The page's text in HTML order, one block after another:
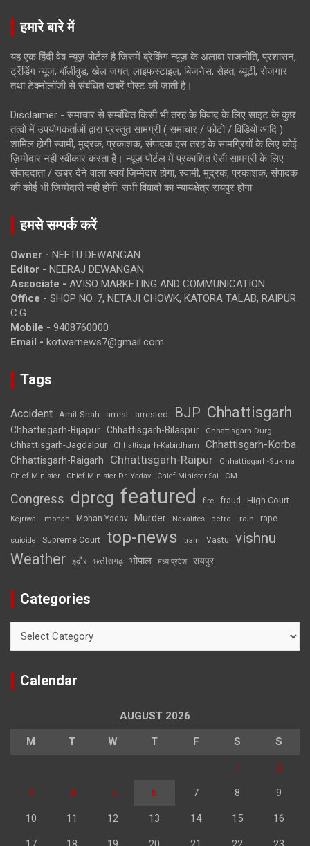
हमारे बारे में
यह एक हिंदी वेब न्यूज़ पोर्टल है जिसमें ब्रेकिंग न्यूज़ के अलावा राजनीति, प्रशासन,
ट्रेंडिंग न्यूज, बॉलीवुड, खेल जगत, लाइफस्टाइल, बिजनेस, सेहत, ब्यूटी, रोजगार
तथा टेक्नोलॉजी से संबंधित खबरें पोस्ट की जाती है।
Disclaimer - समाचार से सम्बंधित किसी भी तरह के विवाद के लिए साइट के कुछ
तत्वों में उपयोगकर्ताओं द्वारा प्रस्तुत सामग्री ( समाचार / फोटो / विडियो आदि )
शामिल होगी स्वामी, मुद्रक, प्रकाशक, संपादक इस तरह के सामग्रियों के लिए कोई
ज़िम्मेदार नहीं स्वीकार करता है। न्यूज़ पोर्टल में प्रकाशित ऐसी सामग्री के लिए
संवाददाता / खबर देने वाला स्वयं जिम्मेदार होगा, स्वामी, मुद्रक, प्रकाशक, संपादक
की कोई भी जिम्मेदारी नहीं होगी. सभी विवादों का न्यायक्षेत्र रायपुर होगा
हमसे सम्पर्क करें
Owner - NEETU DEWANGAN
Editor - NEERAJ DEWANGAN
Associate - AVISO MARKETING AND COMMUNICATION
Office - SHOP NO. 7, NETAJI CHOWK, KATORA TALAB, RAIPUR
C.G.
Mobile - 9408760000
Email - kotwarnews7@gmail.com
Tags
Accident Amit Shah arrest arrested BJP Chhattisgarh
Chhattisgarh-Bijapur Chhattisgarh-Bilaspur Chhattisgarh-Durg
Chhattisgarh-Jagdalpur Chhattisgarh-Kabirdham Chhattisgarh-Korba
Chhattisgarh-Raigarh Chhattisgarh-Raipur
Chhattisgarh-Sukma
Chief Minister
Chief Minister Dr. Yadav Chief Minister Sai CM
Congress dprcg featured fire fraud High Court
Kejriwal mohan Mohan Yadav Murder Naxalites petrol rain rape
suicide Supreme Court top-news train Vastu vishnu
Weather इंदौर छत्तीसगढ़ भोपाल मध्य प्रदेश रायपुर
Categories
Calendar
AUGUST 2026
M T W T F S S
1 2
3 4 5 6 7 8 9
10 11 12 13 14 15 16